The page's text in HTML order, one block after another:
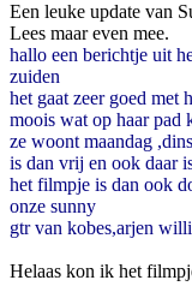
Een leuke update van
Lees maar even mee.
hallo een berichtje uit
zuiden
het gaat zeer goed met
moois wat op haar
ze woont maandag
is dan vrij en ook daar
het filmpje is dan ook
onze sunny
gtr van kobes,arjen willi
Helaas kon ik het